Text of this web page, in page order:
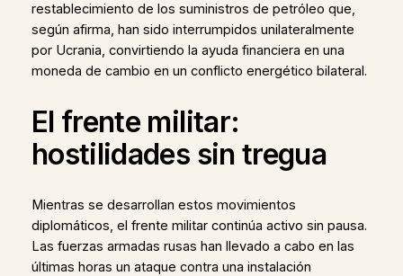
restablecimiento de los suministros de petróleo que,
según afirma, han sido interrumpidos unilateralmente
por Ucrania, convirtiendo la ayuda financiera en una
moneda de cambio en un conflicto energético bilateral.
El frente militar:
hostilidades sin tregua
Mientras se desarrollan estos movimientos
diplomáticos, el frente militar continúa activo sin pausa.
Las fuerzas armadas rusas han llevado a cabo en las
últimas horas un ataque contra una instalación